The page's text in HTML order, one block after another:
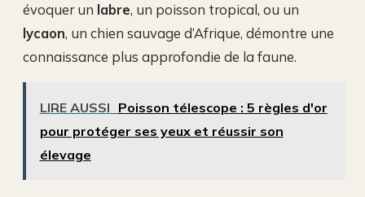
évoquer un labre, un poisson tropical, ou un
lycaon, un chien sauvage d’Afrique, démontre une
connaissance plus approfondie de la faune.
LIRE AUSSI Poisson télescope : 5 règles d'or
pour protéger ses yeux et réussir son
élevage